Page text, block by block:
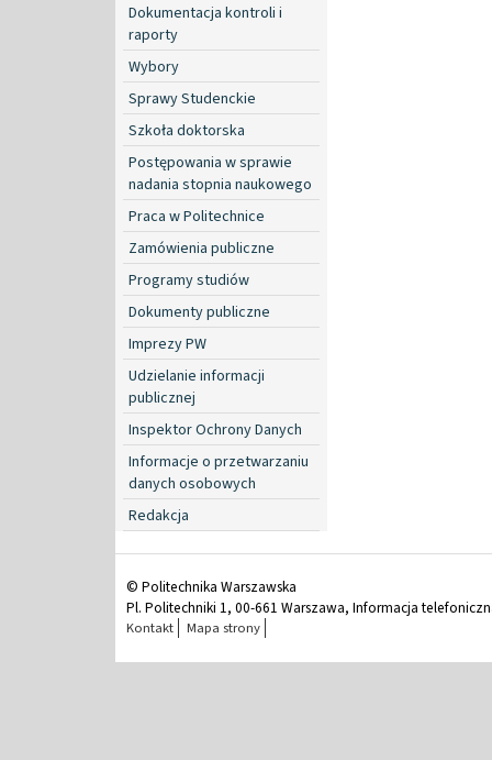
Dokumentacja kontroli i
raporty
Wybory
Sprawy Studenckie
Szkoła doktorska
Postępowania w sprawie
nadania stopnia naukowego
Praca w Politechnice
Zamówienia publiczne
Programy studiów
Dokumenty publiczne
Imprezy PW
Udzielanie informacji
publicznej
Inspektor Ochrony Danych
Informacje o przetwarzaniu
danych osobowych
Redakcja
© Politechnika Warszawska
Pl. Politechniki 1, 00-661 Warszawa, Informacja
Kontakt Mapa strony